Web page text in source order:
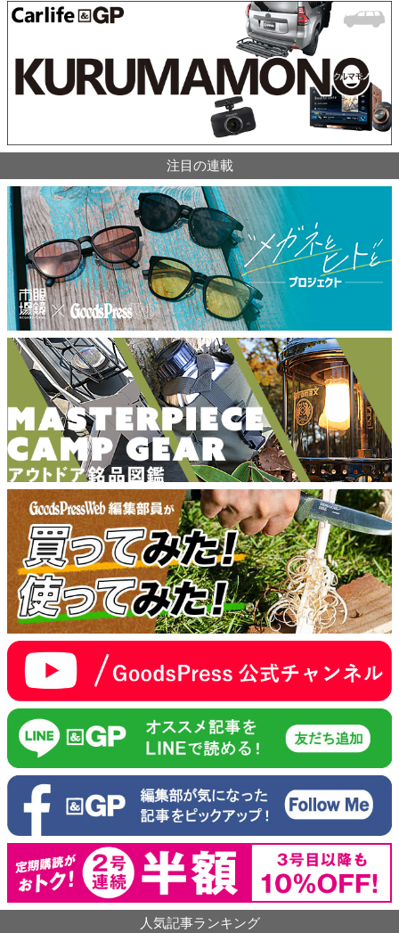
注目の連載
人気記事ランキング